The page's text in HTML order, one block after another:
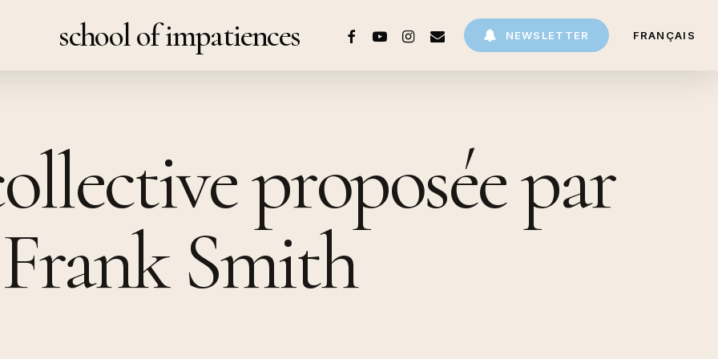
school of impatiences NEWSLETTER FRANÇAIS
FACEBOOKYOUTUBEINSTAGRAM
EMAIL
proposée par
Frank Smith